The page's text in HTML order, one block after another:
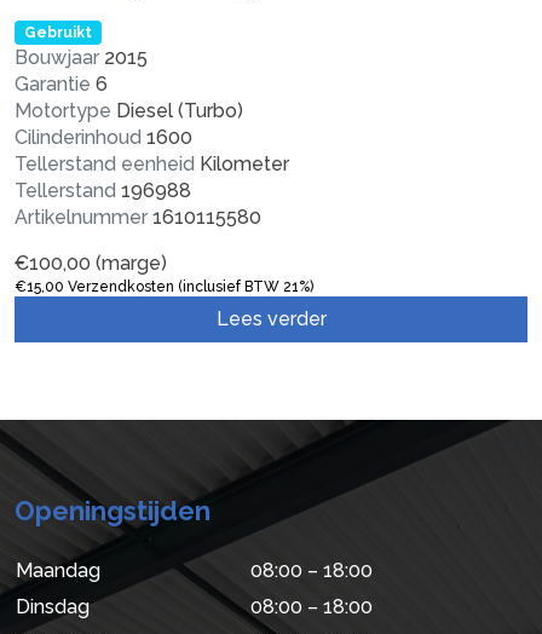
Gebruikt
Bouwjaar 2015
Garantie 6
Motortype Diesel (Turbo)
Cilinderinhoud 1600
Tellerstand eenheid Kilometer
Tellerstand 196988
Artikelnummer 1610115580
€100,00 (marge)
€15,00 Verzendkosten (inclusief BTW 21%)
Lees verder
Openingstijden
Maandag
08:00 – 18:00
Dinsdag
08:00 – 18:00